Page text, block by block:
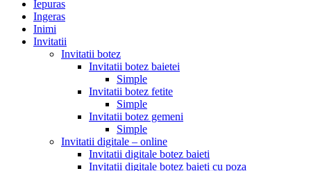
Iepuras
Ingeras
Inimi
Invitatii
Invitatii botez
Invitatii botez baietei
Simple
Invitatii botez fetite
Simple
Invitatii botez gemeni
Simple
Invitatii digitale – online
Invitatii digitale botez baieti
Invitatii digitale botez baieti cu poza